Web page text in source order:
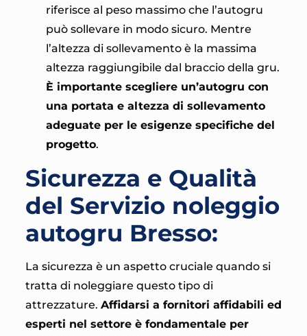
riferisce al peso massimo che l’autogru
può sollevare in modo sicuro. Mentre
l’altezza di sollevamento è la massima
altezza raggiungibile dal braccio della gru.
È importante scegliere un’autogru con
una portata e altezza di sollevamento
adeguate per le esigenze specifiche del
progetto.
Sicurezza e Qualità
del Servizio noleggio
autogru Bresso:
La sicurezza è un aspetto cruciale quando si
tratta di noleggiare questo tipo di
attrezzature. Affidarsi a fornitori affidabili ed
esperti nel settore è fondamentale per